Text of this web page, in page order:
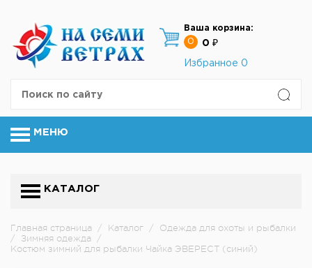
Ваша корзина:
0
0 ₽
Избранное 0
МЕНЮ
КАТАЛОГ
Главная страница / Каталог /
Одежда для охоты и рыбалки
/
Зимняя одежда /
Костюм зимний для рыбалки Чайка ЭВЕРЕСТ (синий)